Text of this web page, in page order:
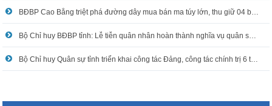
BĐBP Cao Bằng triệt phá đường dây mua bán ma túy lớn, thu giữ 04 bánh hêrôin
Bộ Chỉ huy BĐBP tỉnh: Lễ tiễn quân nhân hoàn thành nghĩa vụ quân sự năm 2025
Bộ Chỉ huy Quân sự tỉnh triển khai công tác Đảng, công tác chính trị 6 tháng cuối năm 2025